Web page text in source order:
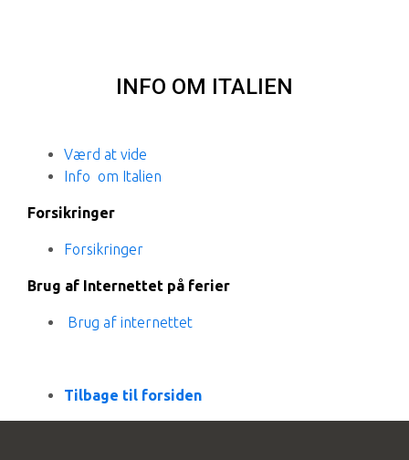
INFO OM ITALIEN
Værd at vide
Info om Italien
Forsikringer
Forsikringer
Brug af Internettet på ferier
Brug af internettet
Tilbage til forsiden